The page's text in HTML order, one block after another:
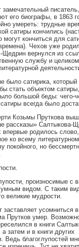
замечательный
его биографы, в 1863
умереть: трудные
сатиры кончились
могут кончиться для
Чехов уже
Щедрин вернулся из
службу и целиком
было сатирика, который
стать объектом
большой беды: чего-
всегда было
Козьмы Пруткова
рассказы» Салтыкова-
впервые родилось слово,
ко всему
покойного, но
произносимые с
видом. С таким
великие мудрости.
заставляет усомниться
Прутков умер.
в книги
затем и в книги других
Ведь благоглупостей